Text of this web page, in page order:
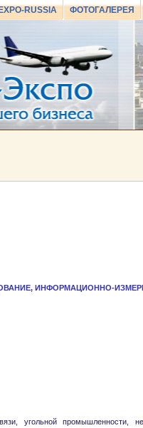
RUSSIA ФОТОГАЛЕРЕЯ
ИНФОРМАЦИОННО-
угольной промышленности,